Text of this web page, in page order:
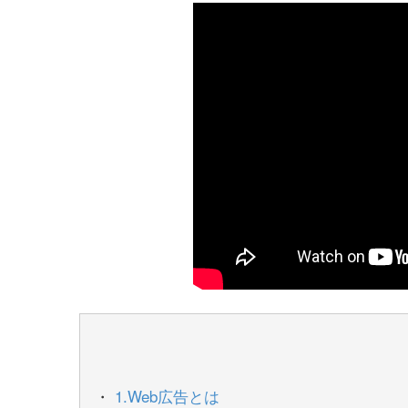
1.Web広告とは